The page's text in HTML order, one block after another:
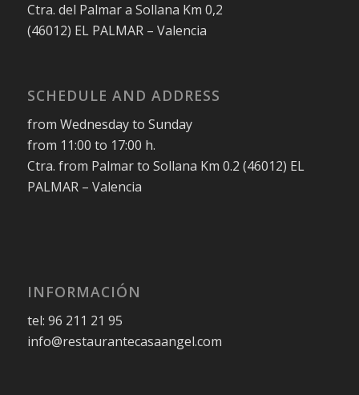
Ctra. del Palmar a Sollana Km 0,2
(46012) EL PALMAR – Valencia
SCHEDULE AND ADDRESS
from Wednesday to Sunday
from 11:00 to 17:00 h.
Ctra. from Palmar to Sollana Km 0.2 (46012) EL
PALMAR – Valencia
INFORMACIÓN
tel: 96 211 21 95
info@restaurantecasaangel.com